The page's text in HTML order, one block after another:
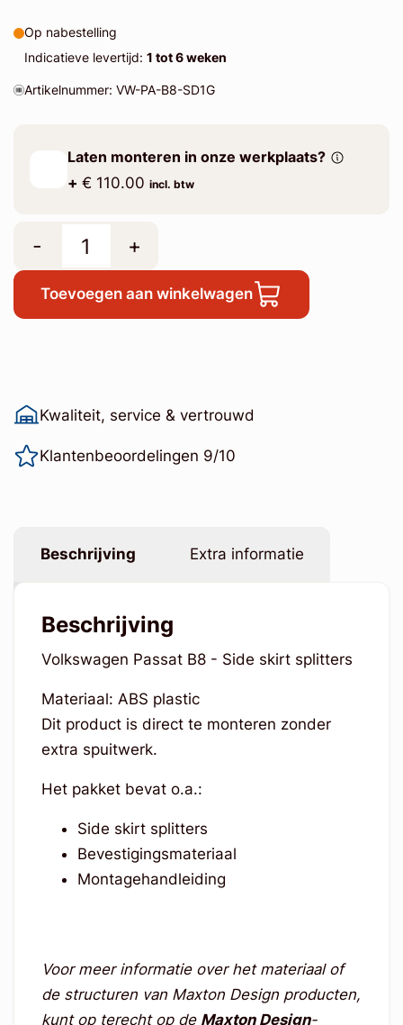
Op nabestelling
Indicatieve levertijd: 1 tot 6 weken
Artikelnummer: VW-PA-B8-SD1G
Laten monteren in onze werkplaats?
+ € 110.00 incl. btw
- +
Toevoegen aan winkelwagen
Kwaliteit, service & vertrouwd
Klantenbeoordelingen 9/10
Beschrijving Extra informatie
Beschrijving
Volkswagen Passat B8 - Side skirt splitters
Materiaal: ABS plastic
Dit product is direct te monteren zonder
extra spuitwerk.
Het pakket bevat o.a.:
Side skirt splitters
Bevestigingsmateriaal
Montagehandleiding
Voor meer informatie over het materiaal of
de structuren van Maxton Design producten,
kunt op terecht op de Maxton Design-